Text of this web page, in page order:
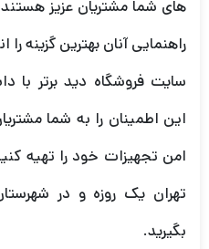
های شما مشتریان عزیز
راهنمایی آنان بهترین گزینه را
سایت فروشگاه دید برتر با
این اطمینان را به شما
امن تجهیزات خود را تهیه
بگیرید.